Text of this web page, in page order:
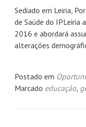
Sediado em Leiria,
de Saúde do IPLeiria
2016 e abordará
alterações
Postado em
Marcado educação,